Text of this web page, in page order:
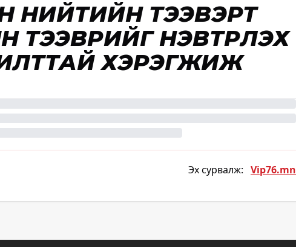
НИЙТИЙН ТЭЭВЭРТ
ТЭЭВРИЙГ НЭВТРҮҮЛЭХ
ХЭРЭГЖИЖ
Эх сурвалж: Vip76.mn